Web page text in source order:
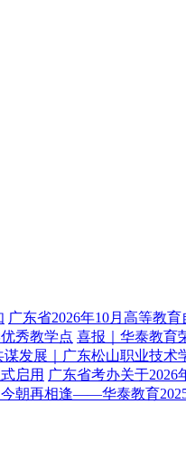
广东省2026年10月高等教
秀教学点 喜报｜华泰教育
谋发展｜广东松山职业技
启用 广东省考办关于
朝再相逢——华泰教育